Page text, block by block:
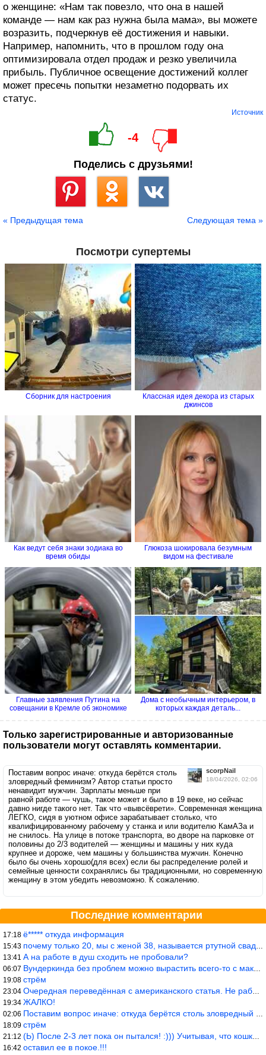
о женщине: «Нам так повезло, что она в нашей
команде — нам как раз нужна была мама», вы можете
возразить, подчеркнув её достижения и навыки.
Например, напомнить, что в прошлом году она
оптимизировала отдел продаж и резко увеличила
прибыль. Публичное освещение достижений коллег
может пресечь попытки незаметно подорвать их
статус.
Источник
-4
Поделись с друзьями!
« Предыдущая тема Следующая тема »
Посмотри супертемы
Сборник для настроения
Классная идея декора из старых
джинсов
Как ведут себя знаки зодиака во
время обиды
Глюкоза шокировала безумным
видом на фестивале
Главные заявления Путина на
совещании в Кремле об экономике
Дома с необычным интерьером, в
которых каждая деталь...
Только зарегистрированные и авторизованные
пользователи могут оставлять комментарии.
scorpNail
18/04/2026, 02:06
Поставим вопрос иначе: откуда берётся столь
зловредный феминизм? Автор статьи просто
ненавидит мужчин. Зарплаты меньше при
равной работе — чушь, такое может и было в 19 веке, но сейчас
давно нигде такого нет. Так что «вывсёврети». Современная женщина
ЛЕГКО, сидя в уютном офисе зарабатывает столько, что
квалифицированному рабочему у станка и или водителю КамАЗа и
не снилось. На улице в потоке транспорта, во дворе на парковке от
половины до 2/3 водителей — женщины и машины у них куда
крупнее и дороже, чем машины у большинства мужчин. Конечно
было бы очень хорошо(для всех) если бы распределение ролей и
семейные ценности сохранялись бы традиционными, но современную
женщину в этом убедить невозможно. К сожалению.
Последние комментарии
17:18 ё***** откуда информация
15:43 почему только 20, мы с женой 38, называется ртутной свадьбой, гр
13:41 А на работе в душ сходить не пробовали?
06:07 Вундеркинда без проблем можно вырастить всего-то с максимально р
19:08 стрём
23:04 Очередная переведённая с американского статья. Не работает эта ф
19:34 ЖАЛКО!
02:06 Поставим вопрос иначе: откуда берётся столь зловредный феминизм?
18:09 стрём
21:12 (Ь) После 2-3 лет пока он пытался! :))) Учитывая, что кошки 10-1
16:42 оставил ее в покое.!!!